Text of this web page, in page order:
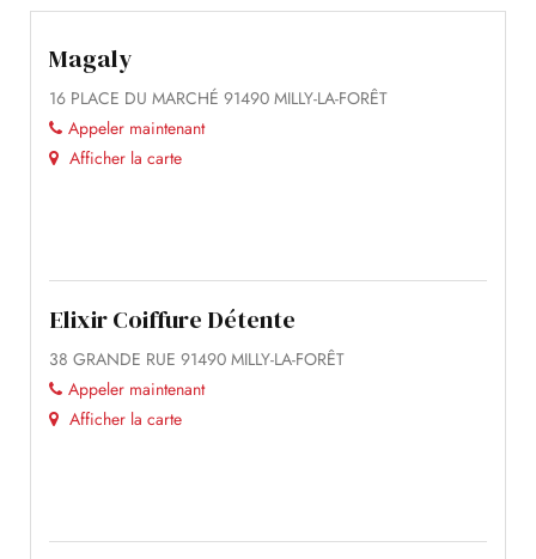
Magaly
16 PLACE DU MARCHÉ 91490 MILLY-LA-FORÊT
Appeler maintenant
Afficher la carte
Elixir Coiffure Détente
38 GRANDE RUE 91490 MILLY-LA-FORÊT
Appeler maintenant
Afficher la carte